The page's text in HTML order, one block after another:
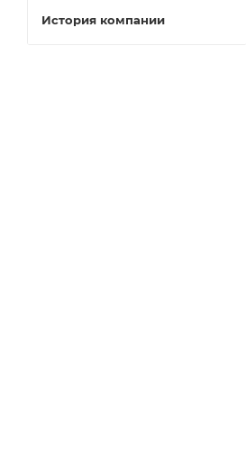
История компании